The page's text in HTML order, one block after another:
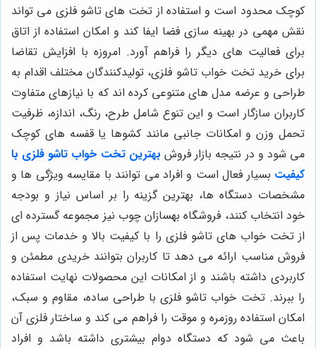
کوچک محدود است و استفاده از تخت های تاشو فلزی می تواند
نقش مهمی در بهینه سازی فضا ایفا کند و امکان استفاده از اتاق
برای فعالیت های دیگر را فراهم آورد. امروزه با افزایش تقاضا
برای خرید تخت خواب تاشو فلزی، تولیدکنندگان مختلف اقدام به
طراحی و عرضه مدل های متنوعی کرده اند که با نیازهای متفاوت
کاربران سازگار است و این تنوع شامل طرح، رنگ، اندازه، ظرفیت
تحمل وزن و امکانات جانبی مانند کشوها یا قفسه های کوچک
می شود و در نتیجه بازار فروش بهترین تخت خواب تاشو فلزی با
کیفیت بسیار فعال است و افراد می توانند با مقایسه ویژگی ها و
مشخصات دستگاه ها، بهترین گزینه را بر اساس نیاز و بودجه
خود انتخاب کنند، فروشگاه بهسازان چوب نیز مجموعه گسترده ای
از تخت خواب های تاشو فلزی را با کیفیت بالا و خدمات پس از
فروش مناسب ارائه می دهد تا کاربران بتوانند خریدی مطمئن و
کاربردی داشته باشند و از امکانات این محصولات نهایت استفاده
را ببرند. تخت خواب تاشو فلزی با طراحی ساده، مقاوم و سبک،
امکان استفاده روزمره و موقت را فراهم می کند و ساختار فلزی آن
باعث می شود که دستگاه دوام بیشتری داشته باشد و افراد